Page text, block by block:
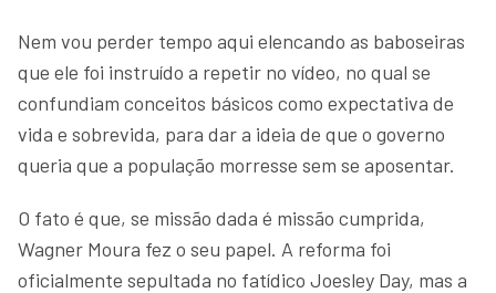
Nem vou perder tempo aqui elencando as baboseiras
que ele foi instruído a repetir no vídeo, no qual se
confundiam conceitos básicos como expectativa de
vida e sobrevida, para dar a ideia de que o governo
queria que a população morresse sem se aposentar.
O fato é que, se missão dada é missão cumprida,
Wagner Moura fez o seu papel. A reforma foi
oficialmente sepultada no fatídico Joesley Day, mas a